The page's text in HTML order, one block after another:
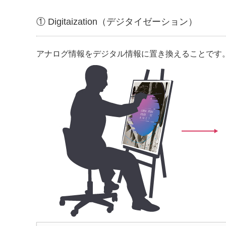
① Digitaization（デジタイゼーション）
アナログ情報をデジタル情報に置き換えることです